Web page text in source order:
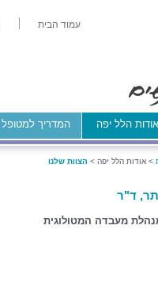
עמוד הבית
אודות הלל יפה המדריך למטופל
> אודות הלל יפה > הצוות שלנו
ד"ר
מעבדה המטולוגית